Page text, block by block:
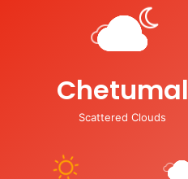
Chetumal
Scattered Clouds